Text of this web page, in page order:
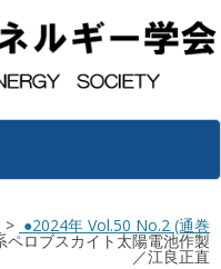
> ●2024年 Vol.50 No.2 (通巻
ロブスカイト太陽電池作製
／江良正直